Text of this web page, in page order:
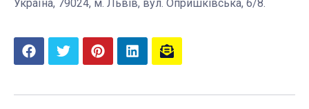
Україна, 79024, м. Львів, вул. Опришківська, 6/8.